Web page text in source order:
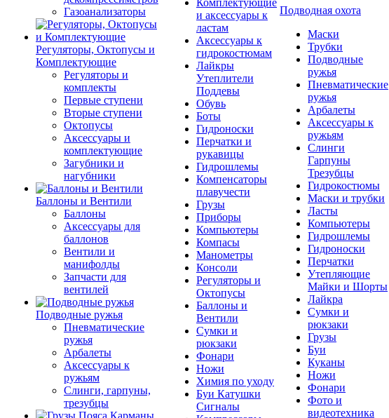
Газоанализаторы
Регуляторы, Октопусы и
Комплектующие
Регуляторы и
комплекты
Первые ступени
Вторые ступени
Октопусы
Аксессуары и
комплектующие
Загубники и
нагубники
Баллоны и Вентили
Баллоны
Аксессуары для
баллонов
Вентили и
манифолды
Запчасти для
вентилей
Подводные ружья
Пневматические
ружья
Арбалеты
Аксессуары к
ружьям
Слинги, гарпуны,
трезубцы
Комплектующие
и аксессуары к
ластам
Аксессуары к
гидрокостюмам
Лайкры
Утеплители
Поддевы
Обувь
Боты
Гидроноски
Перчатки и
рукавицы
Гидрошлемы
Компенсаторы
плавучести
Грузы
Приборы
Компьютеры
Компасы
Манометры
Консоли
Регуляторы и
Октопусы
Баллоны и
Вентили
Сумки и
рюкзаки
Фонари
Ножи
Химия по уходу
Буи Катушки
Сигналы
Подводная охота
Маски
Трубки
Подводные
ружья
Пневматические
ружья
Арбалеты
Аксессуары к
ружьям
Слинги
Гарпуны
Трезубцы
Гидрокостюмы
Маски и трубки
Ласты
Компьютеры
Гидрошлемы
Гидроноски
Перчатки
Утепляющие
Майки и Шорты
Лайкра
Сумки и
рюкзаки
Грузы
Буи
Куканы
Ножи
Фонари
Фото и
видеотехника